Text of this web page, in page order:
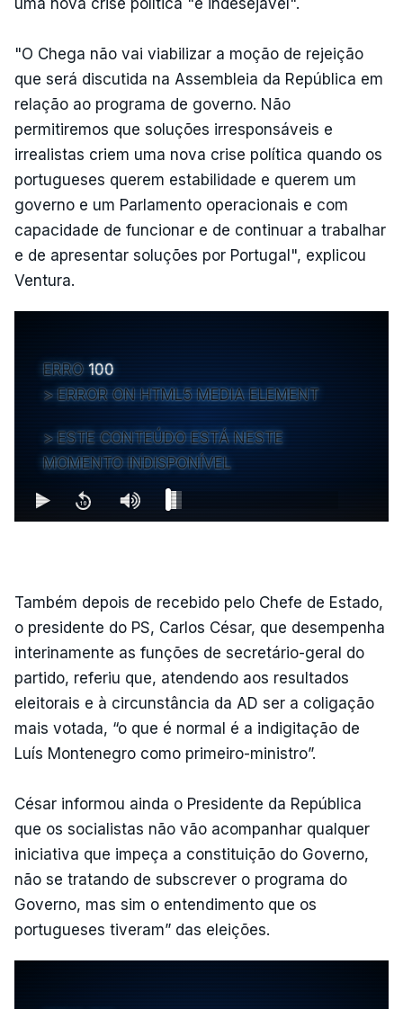
"O Chega não vai viabilizar a moção de rejeição
que será discutida na Assembleia da República em
relação ao programa de governo. Não
permitiremos que soluções irresponsáveis e
irrealistas criem uma nova crise política quando os
portugueses querem estabilidade e querem um
governo e um Parlamento operacionais e com
capacidade de funcionar e de continuar a trabalhar
e de apresentar soluções por Portugal", explicou
Ventura.
ERRO 100
ERROR ON HTML5 MEDIA ELEMENT
ESTE CONTEÚDO ESTÁ NESTE
MOMENTO INDISPONÍVEL
Também depois de recebido pelo Chefe de Estado,
o presidente do PS, Carlos César, que desempenha
interinamente as funções de secretário-geral do
partido, referiu que, atendendo aos resultados
eleitorais e à circunstância da AD ser a coligação
mais votada, “o que é normal é a indigitação de
Luís Montenegro como primeiro-ministro”.
César informou ainda o Presidente da República
que os socialistas não vão acompanhar qualquer
iniciativa que impeça a constituição do Governo,
não se tratando de subscrever o programa do
Governo, mas sim o entendimento que os
portugueses tiveram” das eleições.